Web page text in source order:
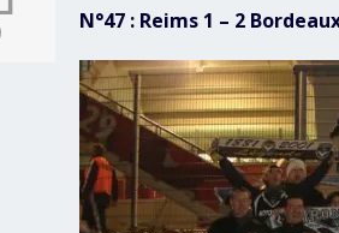
N°47 : Reims 1 – 2